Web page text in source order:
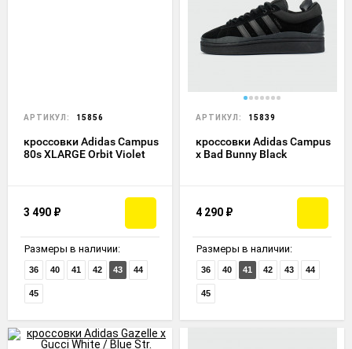
АРТИКУЛ: 15856
кроссовки Adidas Campus
80s XLARGE Orbit Violet
3 490 ₽
Размеры в наличии:
36 40 41 42 43 44
45
АРТИКУЛ: 15839
кроссовки Adidas Campus
x Bad Bunny Black
4 290 ₽
Размеры в наличии:
36 40 41 42 43 44
45